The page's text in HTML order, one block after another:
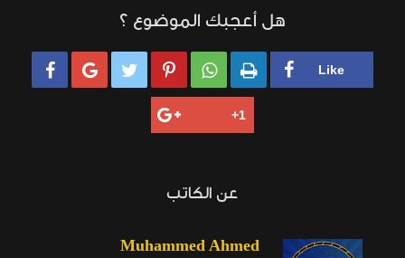
هل أعجبك الموضوع ؟
     
عن الكاتب
Muhammed Ahmed